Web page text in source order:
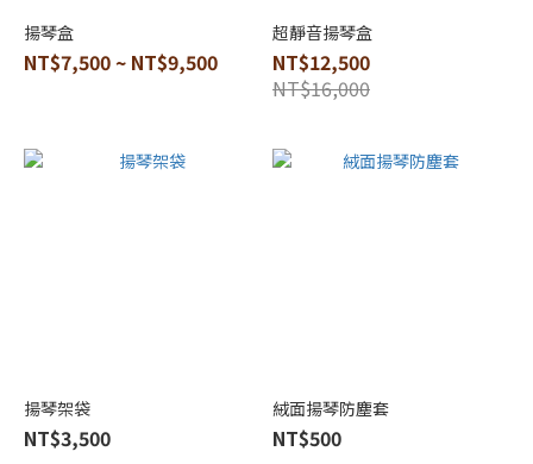
揚琴盒
NT$7,500 ~ NT$9,500
超靜音揚琴盒
NT$12,500
NT$16,000
揚琴架袋
NT$3,500
絨面揚琴防塵套
NT$500